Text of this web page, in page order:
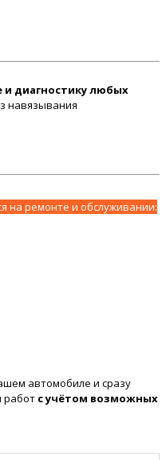
диагностику любых
навязывания
на ремонте и обслуживании:
автомобиле и сразу
работ с учётом возможных